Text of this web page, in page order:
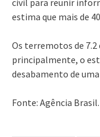
estima que mais de
Os terremotos de 7.2
principalmente, o
desabamento de
Fonte: Agência Brasil.